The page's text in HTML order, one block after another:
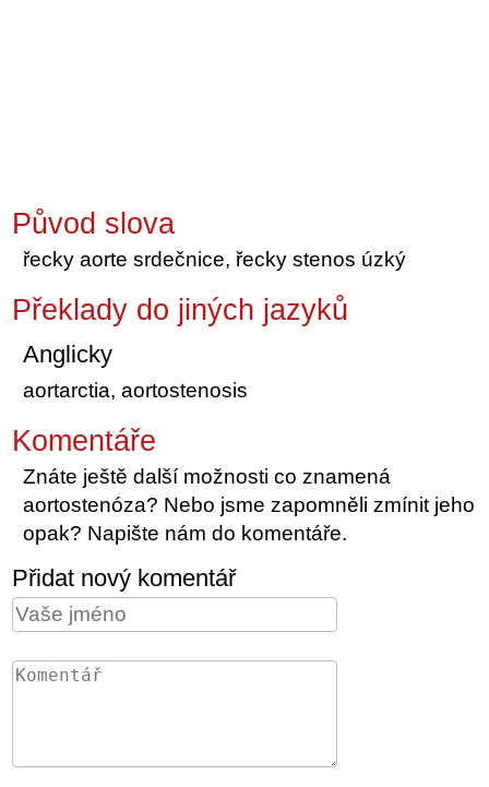
Původ slova
řecky aorte srdečnice, řecky stenos úzký
Překlady do jiných jazyků
Anglicky
aortarctia, aortostenosis
Komentáře
Znáte ještě další možnosti co znamená
aortostenóza? Nebo jsme zapomněli zmínit jeho
opak? Napište nám do komentáře.
Přidat nový komentář